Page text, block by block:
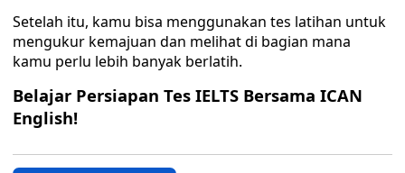
Setelah itu, kamu bisa menggunakan tes latihan untuk
mengukur kemajuan dan melihat di bagian mana
kamu perlu lebih banyak berlatih.
Belajar Persiapan Tes IELTS Bersama ICAN
English!